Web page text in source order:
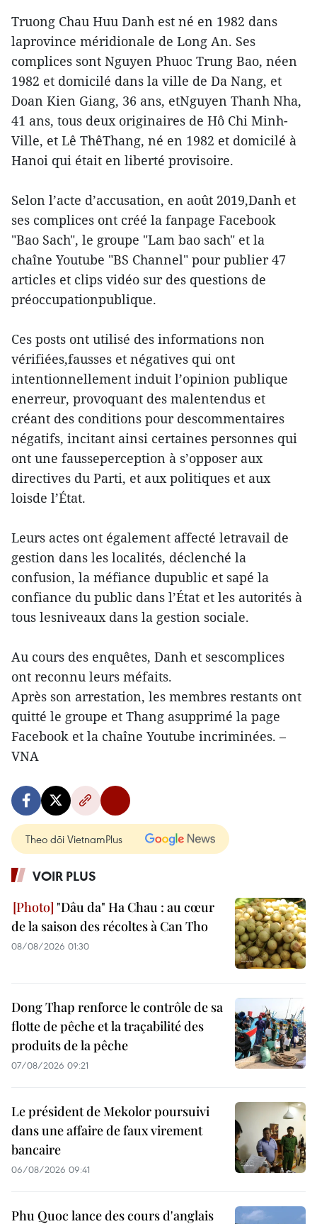
Truong Chau Huu Danh est né en 1982 dans
laprovince méridionale de Long An. Ses
complices sont Nguyen Phuoc Trung Bao, néen
1982 et domicilé dans la ville de Da Nang, et
Doan Kien Giang, 36 ans, etNguyen Thanh Nha,
41 ans, tous deux originaires de Hô Chi Minh-
Ville, et Lê ThêThang, né en 1982 et domicilé à
Hanoi qui était en liberté provisoire.
Selon l’acte d’accusation, en août 2019,Danh et
ses complices ont créé la fanpage Facebook
"Bao Sach", le groupe "Lam bao sach" et la
chaîne Youtube "BS Channel" pour publier 47
articles et clips vidéo sur des questions de
préoccupationpublique.
Ces posts ont utilisé des informations non
vérifiées,fausses et négatives qui ont
intentionnellement induit l’opinion publique
enerreur, provoquant des malentendus et
créant des conditions pour descommentaires
négatifs, incitant ainsi certaines personnes qui
ont une fausseperception à s’opposer aux
directives du Parti, et aux politiques et aux
loisde l’État.
Leurs actes ont également affecté letravail de
gestion dans les localités, déclenché la
confusion, la méfiance dupublic et sapé la
confiance du public dans l’État et les autorités à
tous lesniveaux dans la gestion sociale.
Au cours des enquêtes, Danh et sescomplices
ont reconnu leurs méfaits.
Après son arrestation, les membres restants ont
quitté le groupe et Thang asupprimé la page
Facebook et la chaîne Youtube incriminées. –
VNA
Theo dõi VietnamPlus
VOIR PLUS
"Dâu da" Ha Chau : au cœur
de la saison des récoltes à Can Tho
08/08/2026 01:30
Dong Thap renforce le contrôle de sa
flotte de pêche et la traçabilité des
produits de la pêche
07/08/2026 09:21
Le président de Mekolor poursuivi
dans une affaire de faux virement
bancaire
06/08/2026 09:41
Phu Quoc lance des cours d'anglais